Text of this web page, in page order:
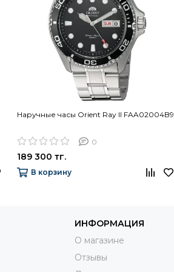
Наручные часы Orient Ray II FAA02004B9
0
189 300 тг.
В корзину
ИНФОРМАЦИЯ
О магазине
Отзывы